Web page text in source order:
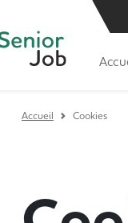
Accueil Cookies